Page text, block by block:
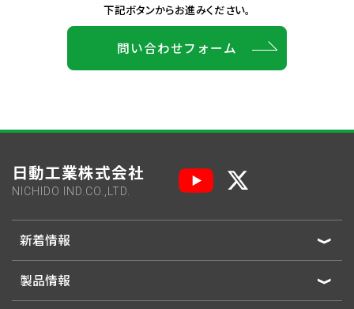
下記ボタンからお進みください。
問い合わせフォーム
日動工業株式会社
NICHIDO IND.CO.,LTD.
新着情報
製品情報